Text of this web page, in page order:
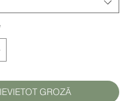
IEVIETOT GROZĀ